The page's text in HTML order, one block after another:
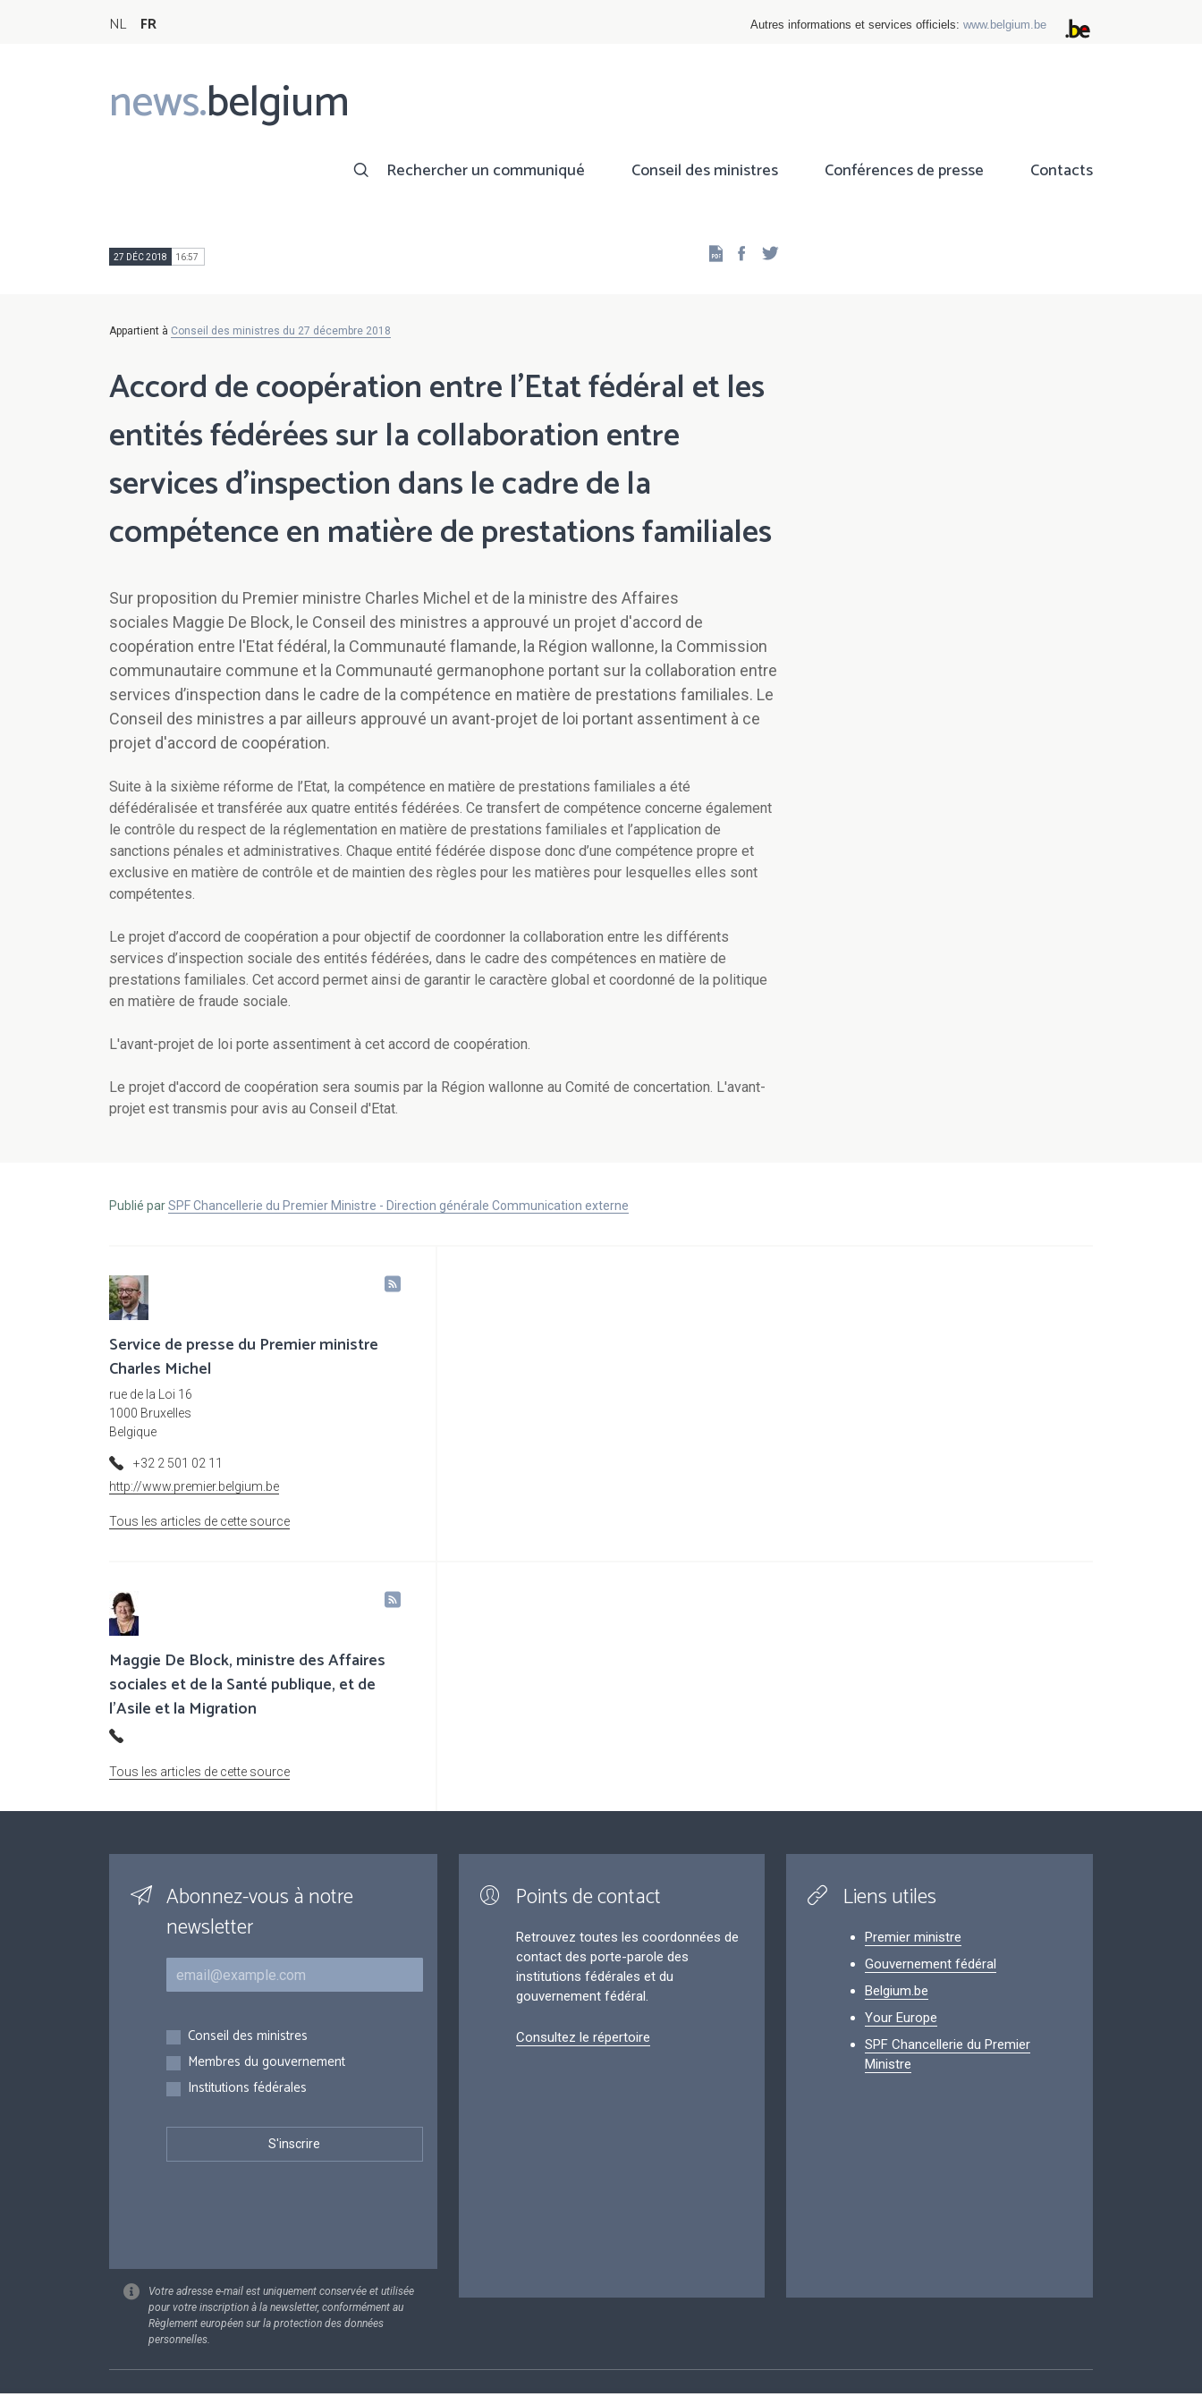
NL FR Autres informations et services officiels: www.belgium.be
news.belgium
Main
navigation
Rechercher un communiqué Conseil des ministres Conférences de presse Contacts
27 DÉC 2018 16:57 Facebook
Appartient à Conseil des ministres du 27 décembre 2018
Accord de coopération entre l'Etat fédéral et les
entités fédérées sur la collaboration entre
services d'inspection dans le cadre de la
compétence en matière de prestations familiales
Sur proposition du Premier ministre Charles Michel et de la ministre des Affaires
sociales Maggie De Block, le Conseil des ministres a approuvé un projet d'accord de
coopération entre l'Etat fédéral, la Communauté flamande, la Région wallonne, la Commission
communautaire commune et la Communauté germanophone portant sur la collaboration entre
services d’inspection dans le cadre de la compétence en matière de prestations familiales. Le
Conseil des ministres a par ailleurs approuvé un avant-projet de loi portant assentiment à ce
projet d'accord de coopération.
Suite à la sixième réforme de l’Etat, la compétence en matière de prestations familiales a été
défédéralisée et transférée aux quatre entités fédérées. Ce transfert de compétence concerne également
le contrôle du respect de la réglementation en matière de prestations familiales et l’application de
sanctions pénales et administratives. Chaque entité fédérée dispose donc d’une compétence propre et
exclusive en matière de contrôle et de maintien des règles pour les matières pour lesquelles elles sont
compétentes.
Le projet d’accord de coopération a pour objectif de coordonner la collaboration entre les différents
services d’inspection sociale des entités fédérées, dans le cadre des compétences en matière de
prestations familiales. Cet accord permet ainsi de garantir le caractère global et coordonné de la politique
en matière de fraude sociale.
L'avant-projet de loi porte assentiment à cet accord de coopération.
Le projet d'accord de coopération sera soumis par la Région wallonne au Comité de concertation. L'avant-
projet est transmis pour avis au Conseil d'Etat.
Publié parSPF Chancellerie du Premier Ministre - Direction générale Communication externe
Service de presse du Premier ministre
Charles Michel
rue de la Loi 16
1000 Bruxelles
Belgique
+32 2 501 02 11
http://www.premier.belgium.be
Tous les articles de cette source
Maggie De Block, ministre des Affaires
sociales et de la Santé publique, et de
l’Asile et la Migration
Tous les articles de cette source
Abonnez-vous à notre
newsletter
Courriel
Inscriptions
Conseil des ministres
Membres du gouvernement
Institutions fédérales
Votre adresse e-mail est uniquement conservée et utilisée
pour votre inscription à la newsletter, conformément au
Règlement européen sur la protection des données
personnelles.
Points de contact
Retrouvez toutes les coordonnées de
contact des porte-parole des
institutions fédérales et du
gouvernement fédéral.
Consultez le répertoire
Liens utiles
Premier ministre
Gouvernement fédéral
Belgium.be
Your Europe
SPF Chancellerie du Premier
Ministre